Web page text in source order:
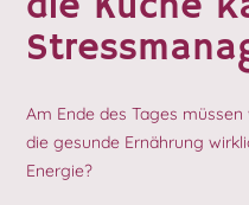
Am Ende des Tages
die gesunde Ernährung
Energie?